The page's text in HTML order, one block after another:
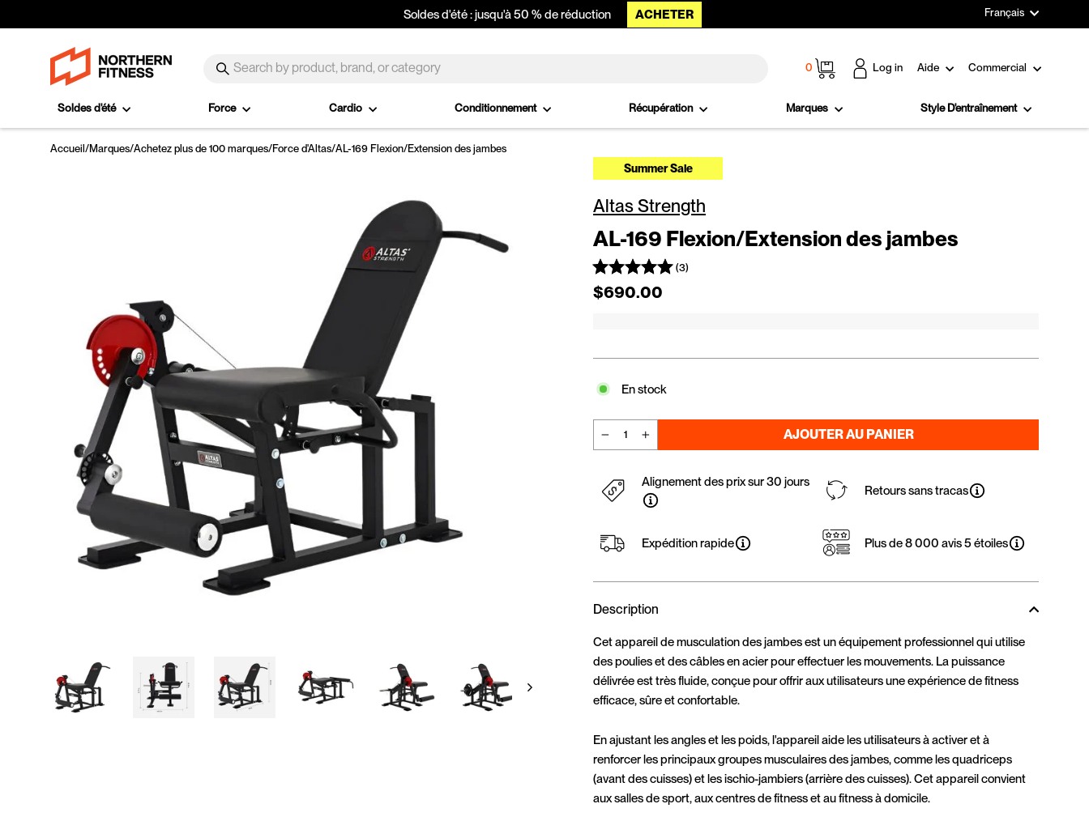
Soldes d'été : jusqu'à 50 % de réduction ACHETER Langue
Français
Recherche 0 Panier Log in Aide Commercial
Soldes d'été Force Cardio Conditionnement Récupération Marques Style D'entraînement
Accueil/Marques/Achetez plus de 100 marques/Force d'Altas/AL-169 Flexion/Extension des jambes
Summer Sale
Altas Strength
AL-169 Flexion/Extension des jambes
(3)
Prix régulier
$690.00
En stock
AJOUTER AU PANIER
Alignement des prix sur 30 jours
Expédition rapide
Retours sans tracas
Plus de 8 000 avis 5 étoiles
Description
Cet appareil de musculation des jambes est un équipement professionnel qui utilise
des poulies et des câbles en acier pour effectuer les mouvements. La puissance
délivrée est très fluide, conçue pour offrir aux utilisateurs une expérience de fitness
efficace, sûre et confortable.
En ajustant les angles et les poids, l'appareil aide les utilisateurs à activer et à
renforcer les principaux groupes musculaires des jambes, comme les quadriceps
(avant des cuisses) et les ischio-jambiers (arrière des cuisses). Cet appareil convient
aux salles de sport, aux centres de fitness et au fitness à domicile.